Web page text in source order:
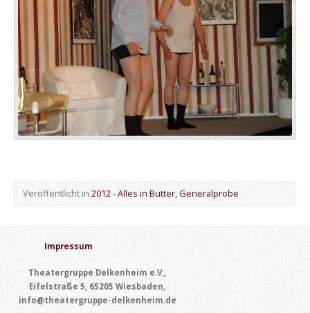
Veröffentlicht in2012 - Alles in Butter, Generalprobe
Impressum
Theatergruppe Delkenheim e.V.,
Eifelstraße 5, 65205 Wiesbaden,
info@theatergruppe-delkenheim.de